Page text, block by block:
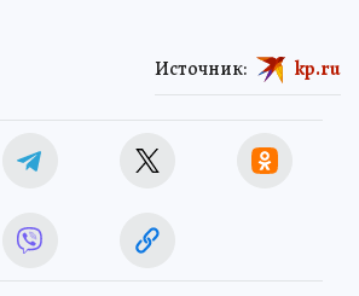
Источник: kp.ru